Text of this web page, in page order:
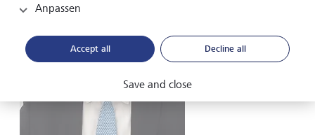
Anpassen
Accept all Decline all
Save and close